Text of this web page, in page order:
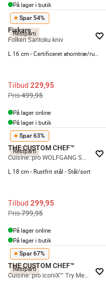
På lager i butik
Restparti
Spar 54%
Fiskars
Folken Santoku kniv
Tilbud 229,95
Pris499,95
På lager online
På lager i butik
Restparti
Spar 63%
THE CUSTOM CHEF™
Cuisine::pro WOLFGANG STARKE™ Santokukniv
L 18 cm - Rustfrit stål - Stål/sort
Tilbud 299,95
Pris799,95
På lager online
På lager i butik
Restparti
Spar 67%
THE CUSTOM CHEF™
Cuisine::pro iconiX™ Try Me Santokukniv